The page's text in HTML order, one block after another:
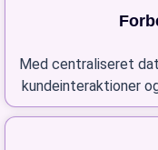
Med centraliseret
kundeinteraktioner